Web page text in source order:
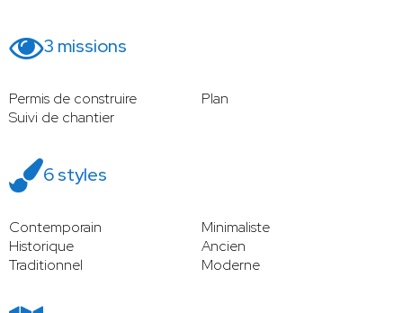
3 missions
Permis de construire
Plan
Suivi de chantier
6 styles
Contemporain
Minimaliste
Historique
Ancien
Traditionnel
Moderne